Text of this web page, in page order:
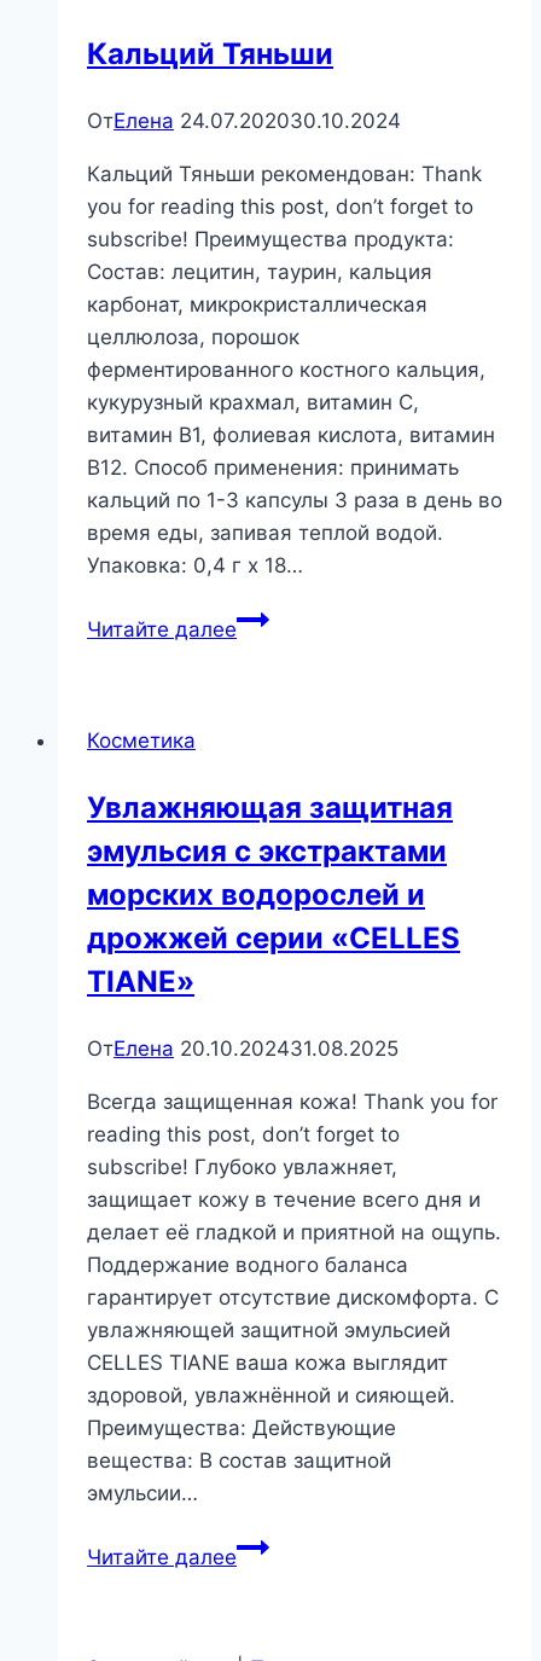
Кальций Тяньши
ОтЕлена 24.07.202030.10.2024
Кальций Тяньши рекомендован: Thank
you for reading this post, don’t forget to
subscribe! Преимущества продукта:
Состав: лецитин, таурин, кальция
карбонат, микрокристаллическая
целлюлоза, порошок
ферментированного костного кальция,
кукурузный крахмал, витамин С,
витамин В1, фолиевая кислота, витамин
В12. Способ применения: принимать
кальций по 1-3 капсулы 3 раза в день во
время еды, запивая теплой водой.
Упаковка: 0,4 г х 18…
Читайте далееКальций
Косметика
Увлажняющая защитная
эмульсия с экстрактами
морских водорослей и
дрожжей серии «CELLES
TIANE»
ОтЕлена 20.10.202431.08.2025
Всегда защищенная кожа! Thank you for
reading this post, don’t forget to
subscribe! Глубоко увлажняет,
защищает кожу в течение всего дня и
делает её гладкой и приятной на ощупь.
Поддержание водного баланса
гарантирует отсутствие дискомфорта. С
увлажняющей защитной эмульсией
CELLES TIANE ваша кожа выглядит
здоровой, увлажнённой и сияющей.
Преимущества: Действующие
вещества: В состав защитной
эмульсии…
Читайте далееУвлажняющая